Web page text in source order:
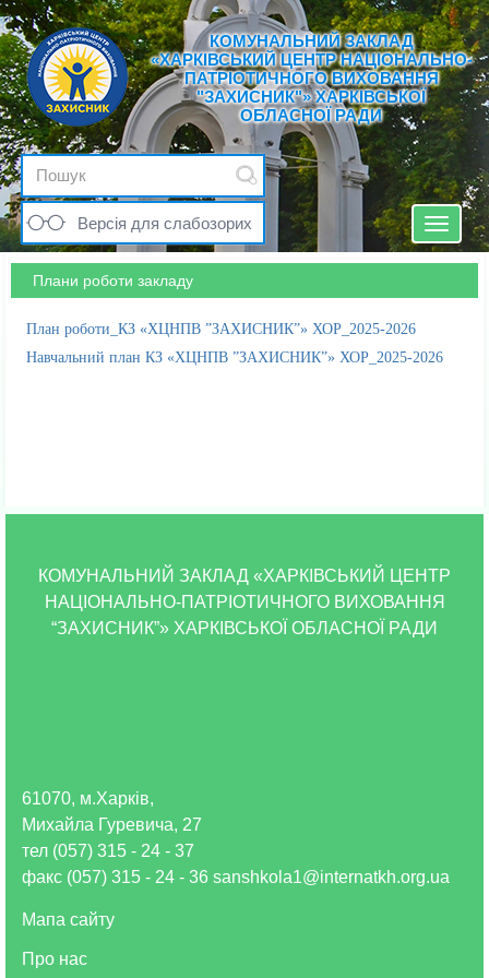
КОМУНАЛЬНИЙ ЗАКЛАД
«ХАРКІВСЬКИЙ ЦЕНТР НАЦІОНАЛЬНО-
ПАТРІОТИЧНОГО ВИХОВАННЯ
"ЗАХИСНИК"» ХАРКІВСЬКОЇ
ОБЛАСНОЇ РАДИ
Версія для слабозорих
Toggle
Плани роботи закладу
План роботи_КЗ «ХЦНПВ ”ЗАХИСНИК”» ХОР_2025-2026
Навчальний план КЗ «ХЦНПВ ”ЗАХИСНИК”» ХОР_2025-2026
КОМУНАЛЬНИЙ ЗАКЛАД «ХАРКІВСЬКИЙ ЦЕНТР
НАЦІОНАЛЬНО-ПАТРІОТИЧНОГО ВИХОВАННЯ
“ЗАХИСНИК”» ХАРКІВСЬКОЇ ОБЛАСНОЇ РАДИ
Про нас
61070, м.Харків,
Михайла Гуревича, 27
тел (057) 315 - 24 - 37
факс (057) 315 - 24 - 36 sanshkola1@internatkh.org.ua
Мапа сайту